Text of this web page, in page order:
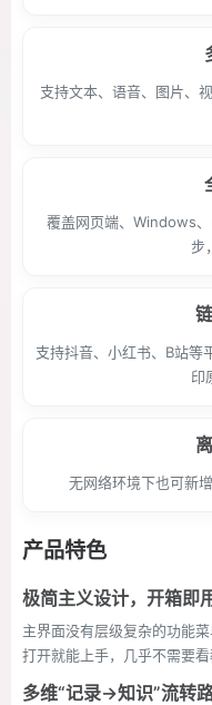
支持文本、语音、图片、
覆盖网页端、Windows
步
支持抖音、小红书、B站等
印
无网络环境下也可新
产品特色
极简主义设计，开箱即
主界面没有层级复杂的功能
打开就能上手，几乎不需要
多维“记录→知识”流转